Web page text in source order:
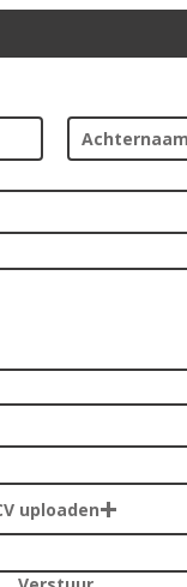
uploaden